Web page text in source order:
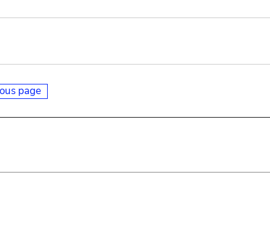
page